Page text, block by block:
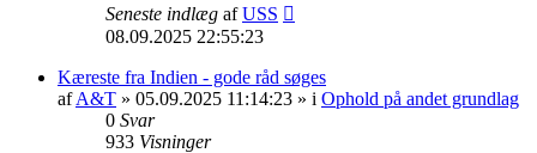
Seneste indlæg afUSS
08.09.2025 22:55:23
Kæreste fra Indien - gode råd søges
afA&T » 05.09.2025 11:14:23 » i Ophold på andet grundlag
0 Svar
933 Visninger